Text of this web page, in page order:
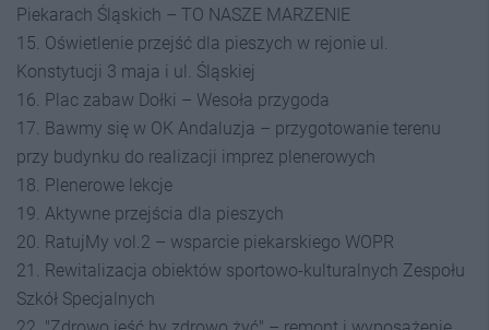
Piekarach Śląskich – TO NASZE MARZENIE
15. Oświetlenie przejść dla pieszych w rejonie ul.
Konstytucji 3 maja i ul. Śląskiej
16. Plac zabaw Dołki – Wesoła przygoda
17. Bawmy się w OK Andaluzja – przygotowanie terenu
przy budynku do realizacji imprez plenerowych
18. Plenerowe lekcje
19. Aktywne przejścia dla pieszych
20. RatujMy vol.2 – wsparcie piekarskiego WOPR
21. Rewitalizacja obiektów sportowo-kulturalnych Zespołu
Szkół Specjalnych